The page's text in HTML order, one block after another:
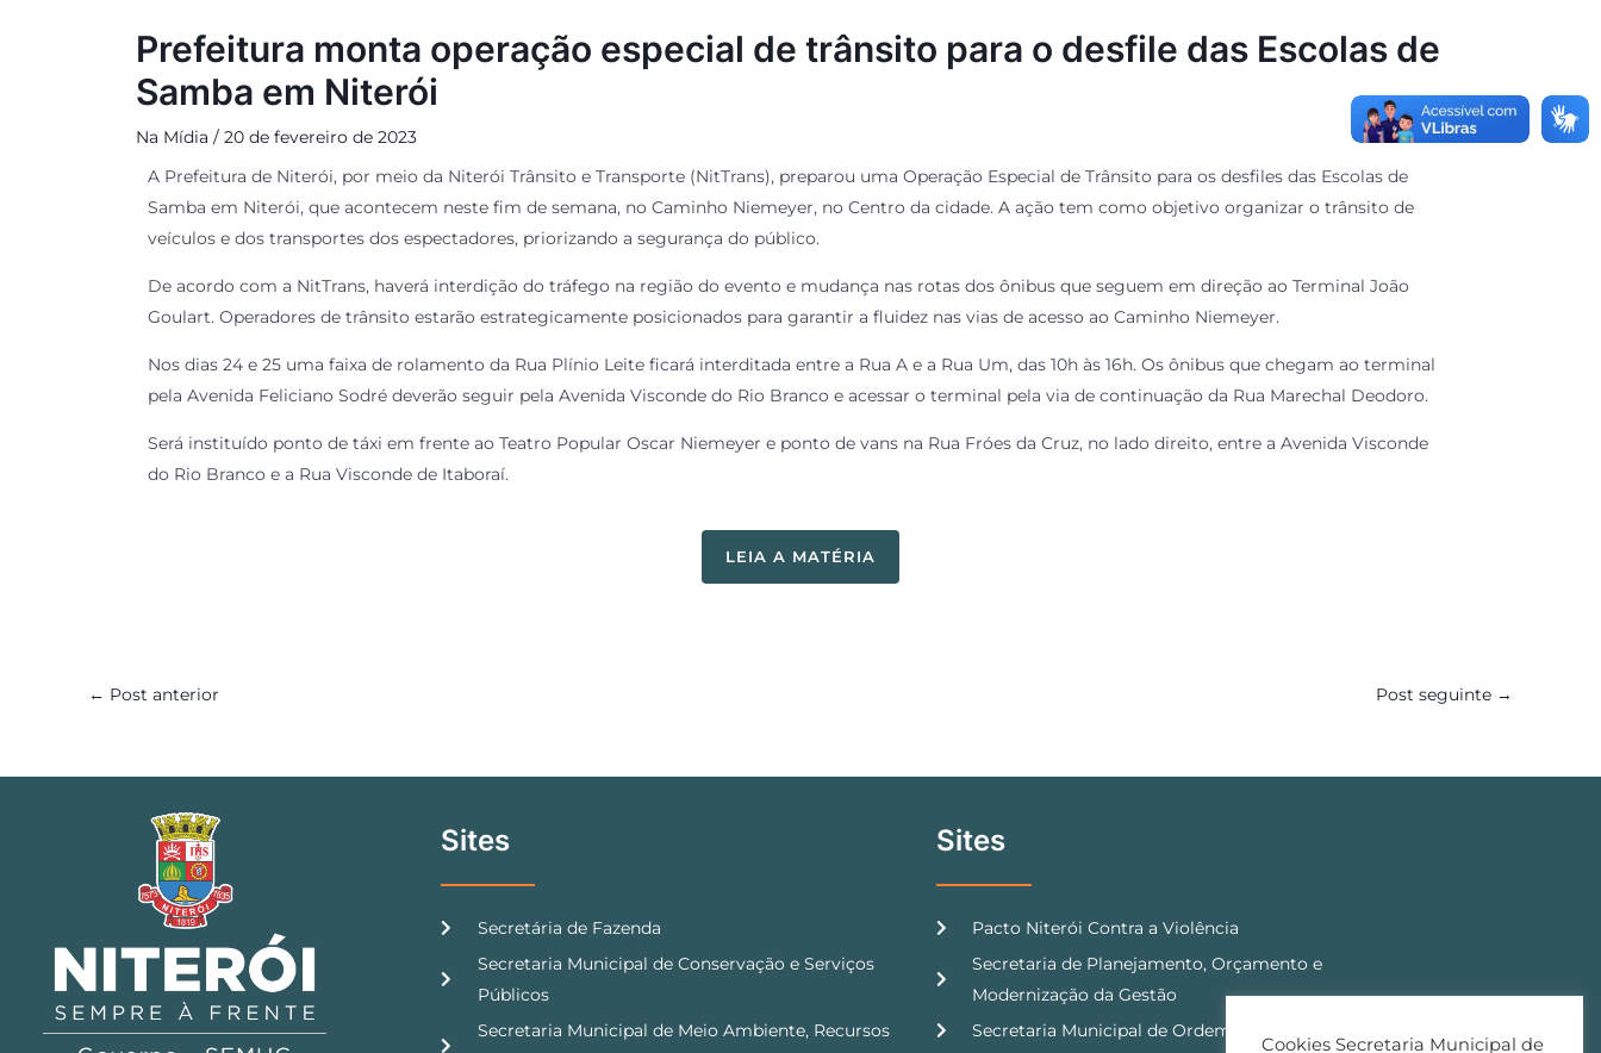
Prefeitura monta operação especial de trânsito para o desfile das Escolas de
Samba em Niterói
Na Mídia / 20 de fevereiro de 2023
A Prefeitura de Niterói, por meio da Niterói Trânsito e Transporte (NitTrans), preparou uma Operação Especial de Trânsito para os desfiles das Escolas de
Samba em Niterói, que acontecem neste fim de semana, no Caminho Niemeyer, no Centro da cidade. A ação tem como objetivo organizar o trânsito de
veículos e dos transportes dos espectadores, priorizando a segurança do público.
De acordo com a NitTrans, haverá interdição do tráfego na região do evento e mudança nas rotas dos ônibus que seguem em direção ao Terminal João
Goulart. Operadores de trânsito estarão estrategicamente posicionados para garantir a fluidez nas vias de acesso ao Caminho Niemeyer.
Nos dias 24 e 25 uma faixa de rolamento da Rua Plínio Leite ficará interditada entre a Rua A e a Rua Um, das 10h às 16h. Os ônibus que chegam ao terminal
pela Avenida Feliciano Sodré deverão seguir pela Avenida Visconde do Rio Branco e acessar o terminal pela via de continuação da Rua Marechal Deodoro.
Será instituído ponto de táxi em frente ao Teatro Popular Oscar Niemeyer e ponto de vans na Rua Fróes da Cruz, no lado direito, entre a Avenida Visconde
do Rio Branco e a Rua Visconde de Itaboraí.
LEIA A MATÉRIA
← Post anterior Post seguinte →
Sites
Secretária de Fazenda
Secretaria Municipal de Conservação e Serviços
Públicos
Secretaria Municipal de Meio Ambiente, Recursos
Sites
Pacto Niterói Contra a Violência
Secretaria de Planejamento, Orçamento e
Modernização da Gestão
Secretaria Municipal de Ordem Pública
Cookies Secretaria Municipal de